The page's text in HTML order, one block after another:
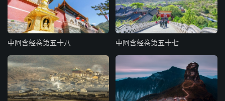
中阿含经卷第五十八 中阿含经卷第五十七